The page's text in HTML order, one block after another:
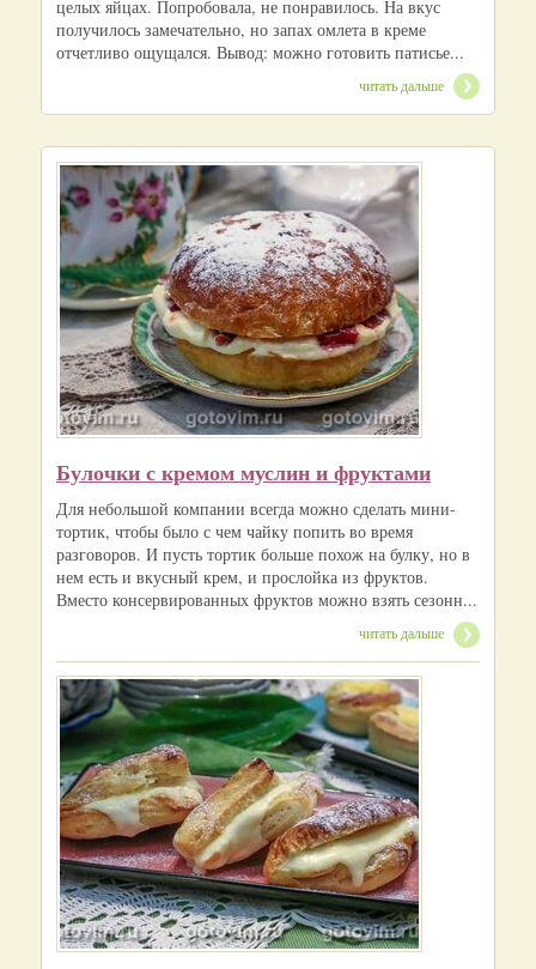
целых яйцах. Попробовала, не понравилось. На вкус
получилось замечательно, но запах омлета в креме
отчетливо ощущался. Вывод: можно готовить патисье...
читать дальше
Булочки с кремом муслин и фруктами
Для небольшой компании всегда можно сделать мини-
тортик, чтобы было с чем чайку попить во время
разговоров. И пусть тортик больше похож на булку, но в
нем есть и вкусный крем, и прослойка из фруктов.
Вместо консервированных фруктов можно взять сезонн...
читать дальше